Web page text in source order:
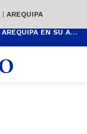
| AREQUIPA
ACTIVIDADES GRATUITAS PARA DISFRUTAR DE AREQUIPA EN SU ANIVERSARIO